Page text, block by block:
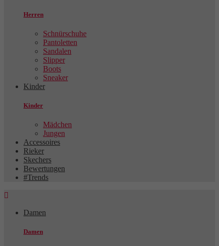
Herren
Schnürschuhe
Pantoletten
Sandalen
Slipper
Boots
Sneaker
Kinder
Kinder
Mädchen
Jungen
Accessoires
Rieker
Skechers
Bewertungen
#Trends

Damen
Damen